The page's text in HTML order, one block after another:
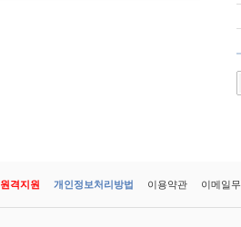
원격지원 개인정보처리방법 이용약관 이메일